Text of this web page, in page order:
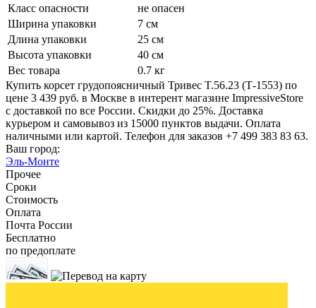
Класс опасности
не опасен
Ширина упаковки
7 см
Длина упаковки
25 см
Высота упаковки
40 см
Вес товара
0.7 кг
Купить корсет грудопоясничный Тривес T.56.23 (Т-1553) по
цене 3 439 руб. в Москве в интерент магазине ImpressiveStore
с доставкой по все России. Скидки до 25%. Доставка
курьером и самовывоз из 15000 пунктов выдачи. Оплата
наличными или картой. Телефон для заказов +7 499 383 83 63.
Ваш город:
Эль-Монте
Прочее
Сроки
Стоимость
Оплата
Почта России
Бесплатно
по предоплате